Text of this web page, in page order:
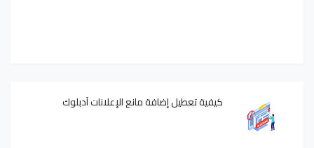
كيفية تعطيل إضافة مانع الإعلانات آدبلوك